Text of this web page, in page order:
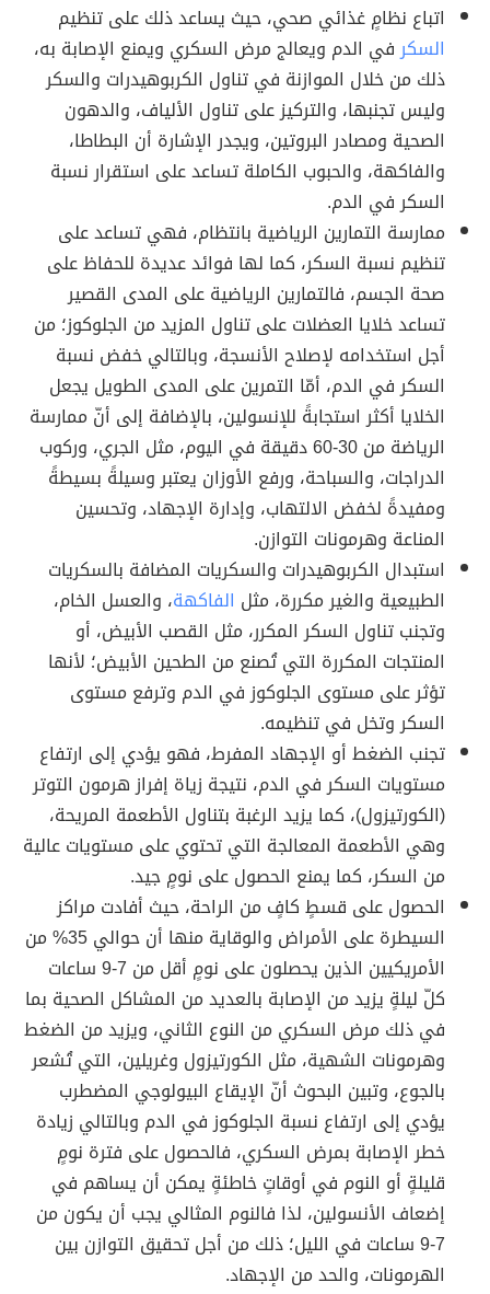
اتباع نظامٍ غذائي صحي، حيث يساعد ذلك على تنظيم
السكرفي الدم ويعالج مرض السكري ويمنع الإصابة به،
ذلك من خلال الموازنة في تناول الكربوهيدرات والسكر
وليس تجنبها، والتركيز على تناول الألياف، والدهون
الصحية ومصادر البروتين، ويجدر الإشارة أن البطاطا،
والفاكهة، والحبوب الكاملة تساعد على استقرار نسبة
السكر في الدم.
ممارسة التمارين الرياضية بانتظام، فهي تساعد على
تنظيم نسبة السكر، كما لها فوائد عديدة للحفاظ على
صحة الجسم، فالتمارين الرياضية على المدى القصير
تساعد خلايا العضلات على تناول المزيد من الجلوكوز؛ من
أجل استخدامه لإصلاح الأنسجة، وبالتالي خفض نسبة
السكر في الدم، أمّا التمرين على المدى الطويل يجعل
الخلايا أكثر استجابةً للإنسولين، بالإضافة إلى أنّ ممارسة
الرياضة من 30-60 دقيقة في اليوم، مثل الجري، وركوب
الدراجات، والسباحة، ورفع الأوزان يعتبر وسيلةً بسيطةً
ومفيدةً لخفض الالتهاب، وإدارة الإجهاد، وتحسين
المناعة وهرمونات التوازن.
استبدال الكربوهيدرات والسكريات المضافة بالسكريات
الطبيعية والغير مكررة، مثل الفاكهة، والعسل الخام،
وتجنب تناول السكر المكرر، مثل القصب الأبيض، أو
المنتجات المكررة التي تُصنع من الطحين الأبيض؛ لأنها
تؤثر على مستوى الجلوكوز في الدم وترفع مستوى
السكر وتخل في تنظيمه.
تجنب الضغط أو الإجهاد المفرط، فهو يؤدي إلى ارتفاع
مستويات السكر في الدم، نتيجة زياة إفراز هرمون التوتر
(الكورتيزول)، كما يزيد الرغبة بتناول الأطعمة المريحة،
وهي الأطعمة المعالجة التي تحتوي على مستويات عالية
من السكر، كما يمنع الحصول على نومٍ جيد.
الحصول على قسطٍ كافٍ من الراحة، حيث أفادت مراكز
السيطرة على الأمراض والوقاية منها أن حوالي 35% من
الأمريكيين الذين يحصلون على نومٍ أقل من 7-9 ساعات
كلّ ليلةٍ يزيد من الإصابة بالعديد من المشاكل الصحية بما
في ذلك مرض السكري من النوع الثاني، ويزيد من الضغط
وهرمونات الشهية، مثل الكورتيزول وغريلين، التي تُشعر
بالجوع، وتبين البحوث أنّ الإيقاع البيولوجي المضطرب
يؤدي إلى ارتفاع نسبة الجلوكوز في الدم وبالتالي زيادة
خطر الإصابة بمرض السكري، فالحصول على فترة نومٍ
قليلةٍ أو النوم في أوقاتٍ خاطئةٍ يمكن أن يساهم في
إضعاف الأنسولين، لذا فالنوم المثالي يجب أن يكون من
7-9 ساعات في الليل؛ ذلك من أجل تحقيق التوازن بين
الهرمونات، والحد من الإجهاد.